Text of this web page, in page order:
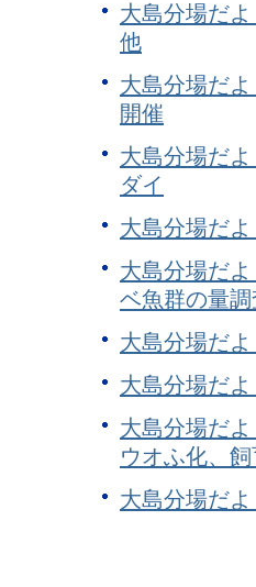
大島分場だ
他
大島分場だ
開催
大島分場だ
ダイ
大島分場だ
大島分場だ
ベ魚群の量調
大島分場だ
大島分場だ
大島分場だ
ウオふ化、
大島分場だ